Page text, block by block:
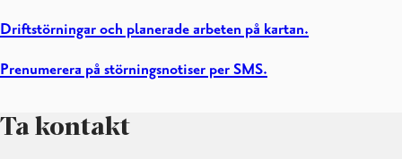
Driftstörningar och planerade arbeten på kartan.
Prenumerera på störningsnotiser per SMS.
Ta kontakt